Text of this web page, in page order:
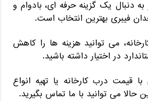
یک گزینه حرفه ‌ای، بادوام و
فیبری بهترین انتخاب است.
می‌ توانید هزینه‌ ها را کاهش
در اختیار داشته باشید.
قیمت درب کارخانه یا تهیه انواع
حالا می ‌توانید با ما تماس بگیرید.